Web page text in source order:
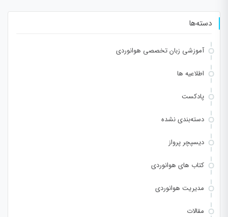
دسته‌ها
آموزشی زبان تخصصی هوانوردی
اطلاعیه ها
پادکست
دسته‌بندی نشده
دیسپچر پرواز
کتاب های هوانوردی
مدیریت هوانوردی
مقالات